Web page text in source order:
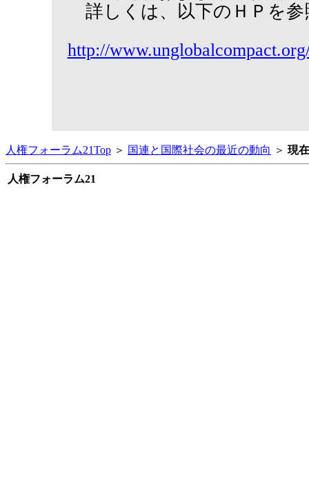
詳しくは、以下のＨＰを参
http://
人権フォーラム21Top ＞ 国連と国際社会の最近の動向 ＞ 現
人権フォーラム21